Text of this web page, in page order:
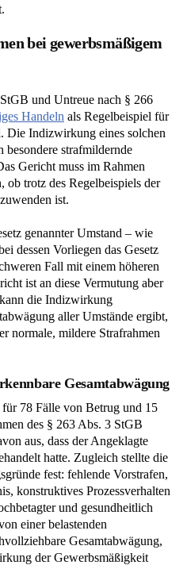
bei gewerbsmäßigem
und Untreue nach § 266
Handeln als Regelbeispiel für
Die Indizwirkung eines solchen
besondere strafmildernde
Gericht muss im Rahmen
ob trotz des Regelbeispiels der
ist.
genannter Umstand – wie
dessen Vorliegen das Gesetz
Fall mit einem höheren
ist an diese Vermutung aber
die Indizwirkung
aller Umstände ergibt,
normale, mildere Strafrahmen
Gesamtabwägung
78 Fälle von Betrug und 15
des § 263 Abs. 3 StGB
aus, dass der Angeklagte
hatte. Zugleich stellte die
fest: fehlende Vorstrafen,
konstruktives Prozessverhalten
und gesundheitlich
einer belastenden
Gesamtabwägung,
der Gewerbsmäßigkeit